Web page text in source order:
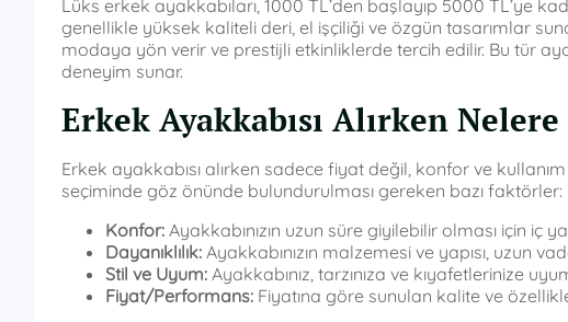
Lüks erkek ayakkabıları, 1000 TL’den başlayıp 5000 TL’ye
genellikle yüksek kaliteli deri, el işçiliği ve özgün tasarımlar
modaya yön verir ve prestijli etkinliklerde tercih edilir. Bu tür
deneyim sunar.
Erkek Ayakkabısı Alırken
Erkek ayakkabısı alırken sadece fiyat değil, konfor ve
seçiminde göz önünde bulundurulması gereken bazı faktörler:
Konfor: Ayakkabınızın uzun süre giyilebilir olması için iç
Dayanıklılık: Ayakkabınızın malzemesi ve yapısı, uzun
Stil ve Uyum: Ayakkabınız, tarzınıza ve kıyafetlerinize
Fiyat/Performans: Fiyatına göre sunulan kalite ve